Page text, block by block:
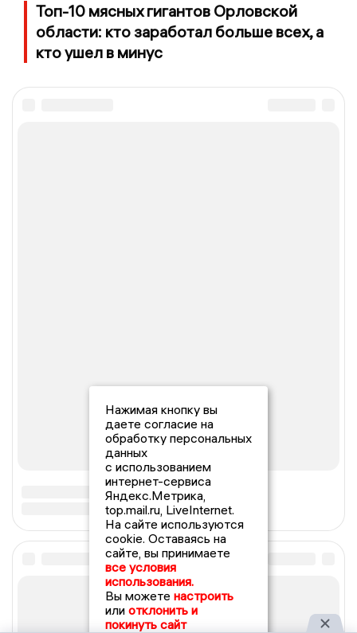
Топ-10 мясных гигантов Орловской
области: кто заработал больше всех, а
кто ушел в минус
Нажимая кнопку вы
даете согласие на
обработку персональных
данных
с использованием
интернет-сервиса
Яндекс.Метрика,
top.mail.ru, LiveInternet.
На сайте используются
cookie. Оставаясь на
сайте, вы принимаете
все условия
использования.
Вы можете настроить
или отклонить и
покинуть сайт